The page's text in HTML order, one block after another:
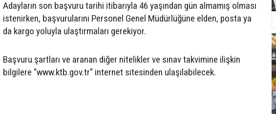
Adayların son başvuru tarihi itibarıyla 46 yaşından gün almamış olması
istenirken, başvurularını Personel Genel Müdürlüğüne elden, posta ya
da kargo yoluyla ulaştırmaları gerekiyor.
Başvuru şartları ve aranan diğer nitelikler ve sınav takvimine ilişkin
bilgilere "www.ktb.gov.tr" internet sitesinden ulaşılabilecek.